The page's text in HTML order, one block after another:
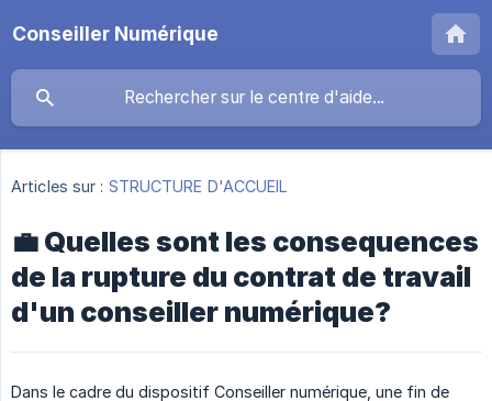
Conseiller Numérique
Articles sur : STRUCTURE D'ACCUEIL
💼 Quelles sont les consequences
de la rupture du contrat de travail
d'un conseiller numérique?
Dans le cadre du dispositif Conseiller numérique, une fin de